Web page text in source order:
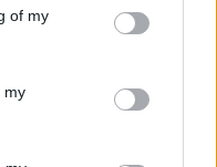
of my
my
José Sánchez
Arenas.
para conectar
diferentes zonas